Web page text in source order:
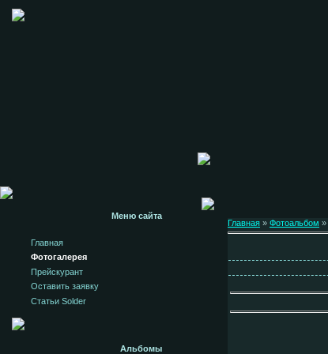
Меню сайта
Главная
Фотогалерея
Прейскурант
Оставить заявку
Статьи Solder
Альбомы
Главная » Фотоальбом »